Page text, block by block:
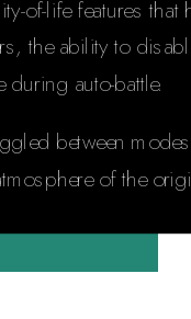
of-life features that
the ability to
auto-battle.
between
of the